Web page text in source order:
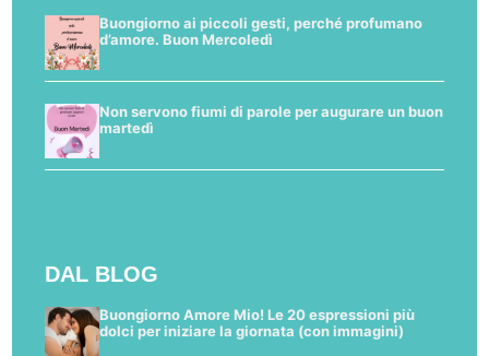
Buongiorno ai piccoli gesti, perché profumano
d’amore. Buon Mercoledì
Non servono fiumi di parole per augurare un buon
martedì
DAL BLOG
Buongiorno Amore Mio! Le 20 espressioni più
dolci per iniziare la giornata (con immagini)